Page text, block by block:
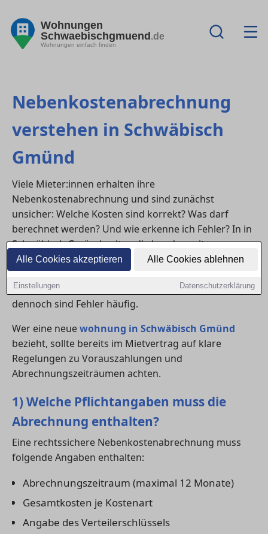
Alle Cookies akzeptieren Alle Cookies ablehnen
Einstellungen Datenschutzerklärung
Wohnungen
Schwaebischgmuend.de
Wohnungen einfach finden
Nebenkostenabrechnung
verstehen in Schwäbisch
Gmünd
Viele Mieter:innen erhalten ihre
Nebenkostenabrechnung und sind zunächst
unsicher: Welche Kosten sind korrekt? Was darf
berechnet werden? Und wie erkenne ich Fehler? In in
Schwäbisch Gmünd gelten die bundesweiten
Vorgaben des BGB sowie die
Betriebskostenverordnung (BetrKV). Eine
verständliche Nebenkostenabrechnung ist Pflicht –
dennoch sind Fehler häufig.
Wer eine neuewohnung in Schwäbisch Gmünd
bezieht, sollte bereits im Mietvertrag auf klare
Regelungen zu Vorauszahlungen und
Abrechnungszeiträumen achten.
1) Welche Pflichtangaben muss die
Abrechnung enthalten?
Eine rechtssichere Nebenkostenabrechnung muss
folgende Angaben enthalten:
Abrechnungszeitraum (maximal 12 Monate)
Gesamtkosten je Kostenart
Angabe des Verteilerschlüssels